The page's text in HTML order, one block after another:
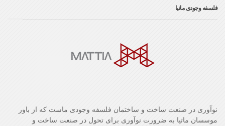
فلسفه وجودی ماتیا
نوآوری در صنعت ساخت و ساختمان فلسفه وجودی ماست که از باور
موسسان ماتیا به ضرورت نوآوری برای تحول در صنعت ساخت و